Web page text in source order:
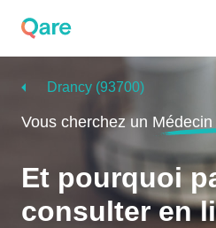
Drancy (93700)
Vous cherchez un
Et pourquoi
consulter en